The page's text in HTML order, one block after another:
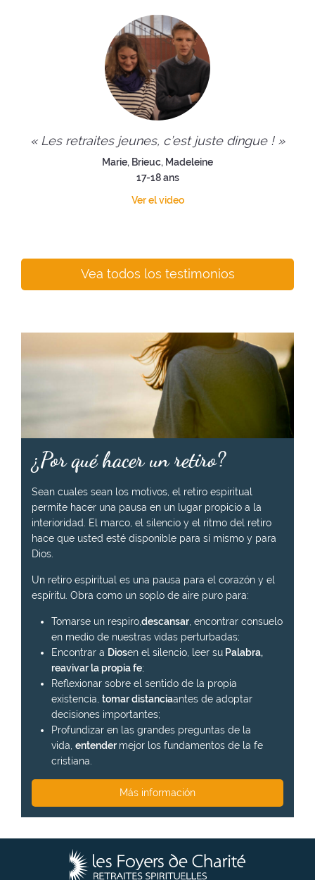
« Les retraites jeunes, c’est juste dingue ! »
Marie, Brieuc, Madeleine
17-18 ans
Ver el video
Vea todos los testimonios
¿Por qué hacer un retiro?
Sean cuales sean los motivos, el retiro espiritual
permite hacer una pausa en un lugar propicio a la
interioridad. El marco, el silencio y el ritmo del retiro
hace que usted esté disponible para sí mismo y para
Dios.
Un retiro espiritual es una pausa para el corazón y el
espíritu. Obra como un soplo de aire puro para:
Tomarse un respiro,descansar , encontrar consuelo
en medio de nuestras vidas perturbadas;
Encontrar a Diosen el silencio, leer su Palabra,
reavivar la propia fe;
Reflexionar sobre el sentido de la propia
existencia, tomar distanciaantes de adoptar
decisiones importantes;
Profundizar en las grandes preguntas de la
vida, entender mejor los fundamentos de la fe
cristiana.
Más información